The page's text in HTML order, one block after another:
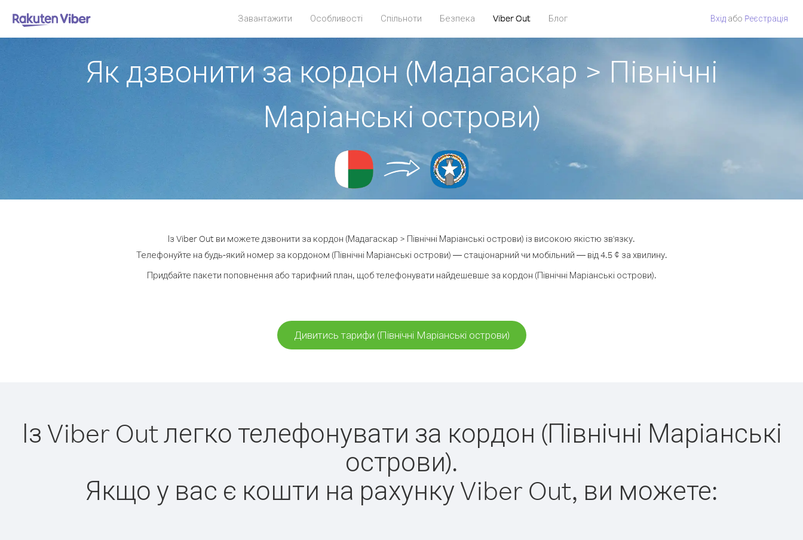
Завантажити Особливості Спільноти Безпека Viber Out Блог Вхід або Pеєстрація
Як дзвонити за кордон (Мадагаскар > Північні
Маріанські острови)
Із Viber Out ви можете дзвонити за кордон (Мадагаскар > Північні Маріанські острови) із високою якістю зв'язку.
Телефонуйте на будь-який номер за кордоном (Північні Маріанські острови) — стаціонарний чи мобільний — від 4.5 ¢ за хвилину.
Придбайте пакети поповнення або тарифний план, щоб телефонувати найдешевше за кордон (Північні Маріанські острови).
Дивитись тарифи (Північні Маріанські острови)
Із Viber Out легко телефонувати за кордон (Північні Маріанські
острови).
Якщо у вас є кошти на рахунку Viber Out, ви можете: